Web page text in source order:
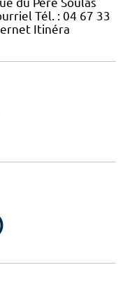
Tél. : 04 67 33
Itinéra